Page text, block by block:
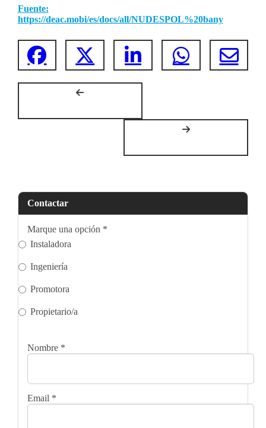
Fuente:
https://deac.mobi/es/docs/all/NUDESPOL%20bany
Contactar
Marque una opción *
Instaladora
Ingeniería
Promotora
Propietario/a
Nombre *
Email *